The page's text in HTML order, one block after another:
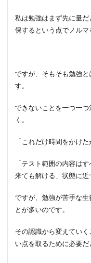
私は勉強はまず先に量
保するという点でノルマ
ですが、そもそも勉強
す。
できないことを一つ一
く。
「これだけ時間をかけ
「テスト範囲の内容は
来ても解ける」状態に近
ですが、勉強が苦手な
とが多いのです。
その認識から変えてい
い点を取るために必要だ